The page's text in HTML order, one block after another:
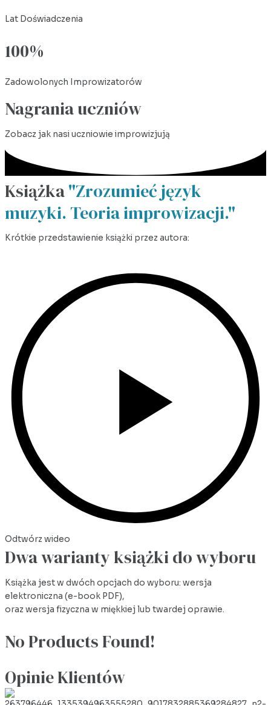
Lat Doświadczenia
100%
Zadowolonych Improwizatorów
Nagrania uczniów
Zobacz jak nasi uczniowie improwizjują
Książka"Zrozumieć język
muzyki. Teoria improwizacji."
Krótkie przedstawienie książki przez autora:
Odtwórz wideo
Dwa warianty książki do wyboru
Książka jest w dwóch opcjach do wyboru: wersja
elektroniczna (e-book PDF),
oraz wersja fizyczna w miękkiej lub twardej oprawie.
No Products Found!
Opinie Klientów